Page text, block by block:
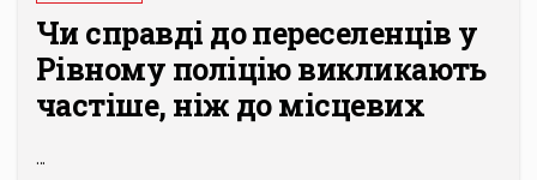
Чи справді до переселенців у
Рівному поліцію викликають
частіше, ніж до місцевих
...